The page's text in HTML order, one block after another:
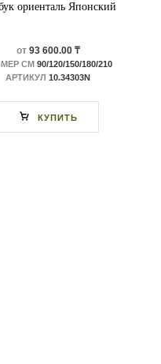
ориенталь Японский
от93 600.00 ₸
СМ90/120/150/180/210
АРТИКУЛ 10.34303N
КУПИТЬ